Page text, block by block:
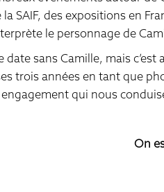
SAIF, des expositions en
le personnage de
sans Camille, mais
trois années en tant que
qui nous
On